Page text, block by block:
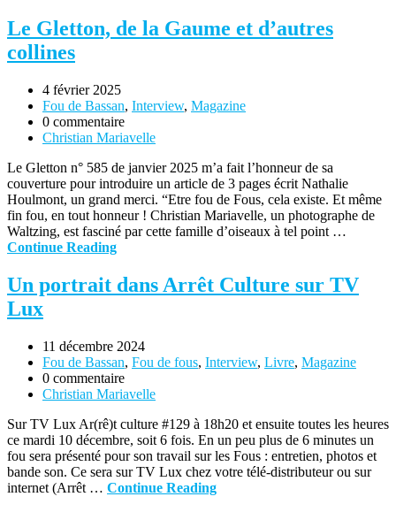
Le Gletton, de la Gaume et d’autres
collines
4 février 2025
Fou de Bassan, Interview, Magazine
0 commentaire
Christian Mariavelle
Le Gletton n° 585 de janvier 2025 m’a fait l’honneur de sa
couverture pour introduire un article de 3 pages écrit Nathalie
Houlmont, un grand merci. “Etre fou de Fous, cela existe. Et même
fin fou, en tout honneur ! Christian Mariavelle, un photographe de
Waltzing, est fasciné par cette famille d’oiseaux à tel point …
Continue Reading
Un portrait dans Arrêt Culture sur TV
Lux
11 décembre 2024
Fou de Bassan, Fou de fous, Interview, Livre, Magazine
0 commentaire
Christian Mariavelle
Sur TV Lux Ar(rê)t culture #129 à 18h20 et ensuite toutes les heures
ce mardi 10 décembre, soit 6 fois. En un peu plus de 6 minutes un
fou sera présenté pour son travail sur les Fous : entretien, photos et
bande son. Ce sera sur TV Lux chez votre télé-distributeur ou sur
internet (Arrêt … Continue Reading